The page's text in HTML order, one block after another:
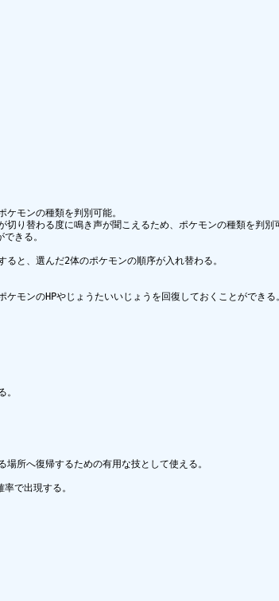
モンの種類を判別可能。
り替わる度に鳴き声が聞こえるため、ポケモンの種類を判別
きる。
と、選んだ2体のポケモンの順序が入れ替わる。
モンのHPやじょうたいいじょうを回復しておくことができる。
所へ復帰するための有用な技として使える。
で出現する。